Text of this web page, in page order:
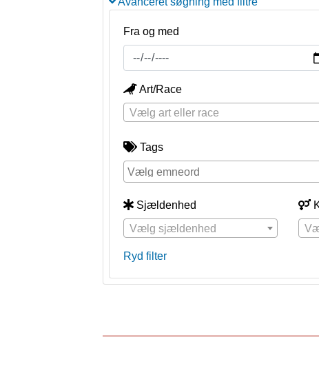
Fra og med
Art/Race
Vælg art eller race
Tags
Sjældenhed
Vælg sjældenhed
Ryd filter